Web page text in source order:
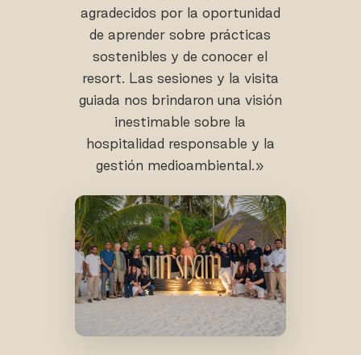
agradecidos por la oportunidad
de aprender sobre prácticas
sostenibles y de conocer el
resort. Las sesiones y la visita
guiada nos brindaron una visión
inestimable sobre la
hospitalidad responsable y la
gestión medioambiental.»